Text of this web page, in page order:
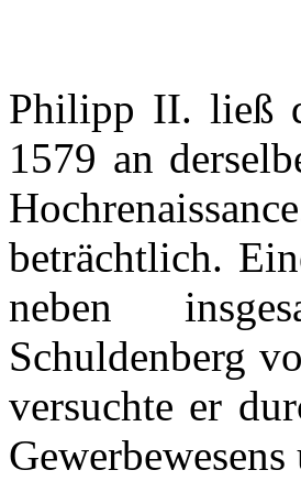
Philipp II. ließ
1579 an
Hochrenaissance
beträchtlich.
neben
Schuldenberg
versuchte er
Gewerbewesens